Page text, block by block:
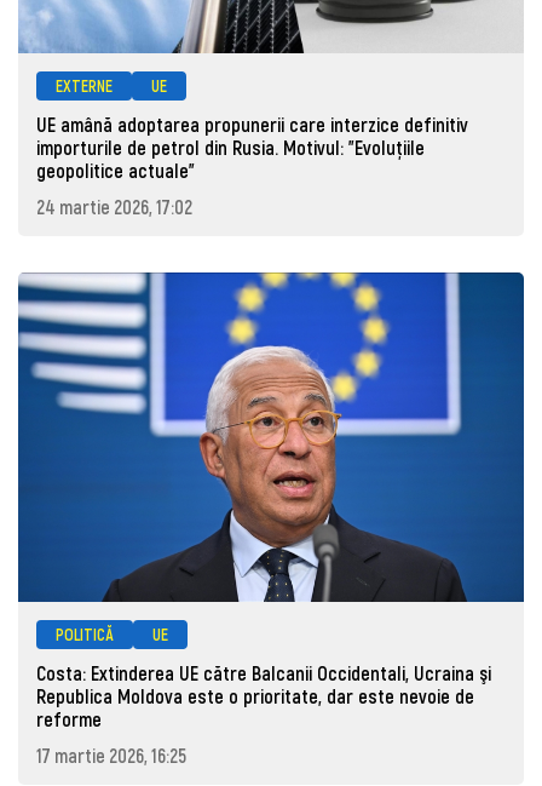
EXTERNE UE
UE amână adoptarea propunerii care interzice definitiv
importurile de petrol din Rusia. Motivul: "Evoluțiile
geopolitice actuale"
24 martie 2026, 17:02
POLITICĂ UE
Costa: Extinderea UE către Balcanii Occidentali, Ucraina şi
Republica Moldova este o prioritate, dar este nevoie de
reforme
17 martie 2026, 16:25